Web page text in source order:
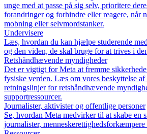
unge med at passe på sig selv, prioritere
forandringer og forhindre eller reagere, når
mobning eller selvmordstanker.
Undervisere
Læs, hvordan du kan hjælpe studerende
og den viden, de skal bruge for at trives i
Retshåndhævende myndigheder
Det er vigtigt for Meta at fremme
fysiske verden. Læs om vores beskyttelse
retningslinjer for retshåndhævende
supportressourcer.
Journalister, aktivister og offentlige personer
Se, hvordan Meta medvirker til at skabe en
journalister,